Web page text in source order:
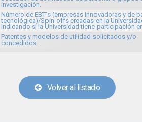
investigación.
Número de EBT's (empresas innovadoras y de
tecnológica)/Spin-offs creadas en la
Indicando si la Universidad tiene participación
Patentes y modelos de utilidad solicitados y/o
concedidos.
Volver al listado